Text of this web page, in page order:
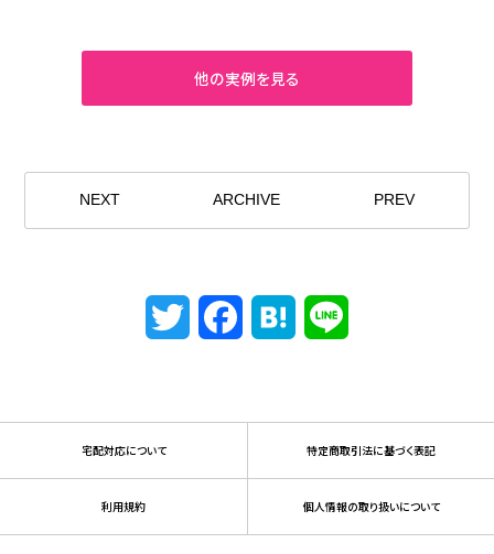
NEXT ARCHIVE PREV
Twitter FacebookHatena
宅配対応について 特定商取引法に基づく表記
利用規約 個人情報の取り扱いについて